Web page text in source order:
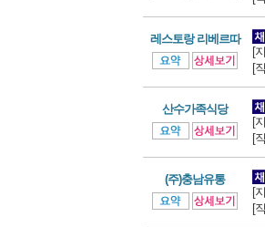
레스토랑 리베르따
[
[
산수가족식당
[
[
(주)충남유통
[
[